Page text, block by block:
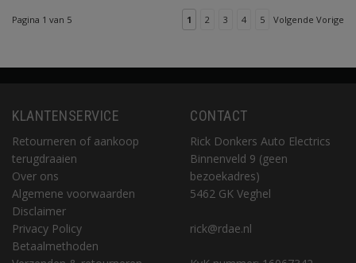
Pagina 1 van 5 1 2 3 4 5 Volgende Vorige
KLANTENSERVICE
Retourneren of aankoop
terugdraaien
Over ons
Algemene voorwaarden
Disclaimer
Privacy Policy
Betaalmethoden
CONTACT
Rick Donkers Auto Electrics
Binnenveld 9 (geen
bezoekadres)
5462 GK Veghel
rick@rdae.nl